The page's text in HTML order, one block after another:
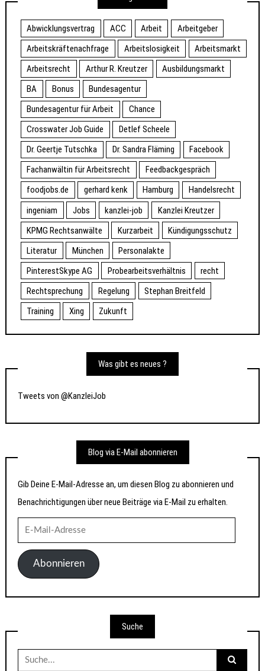
Abwicklungsvertrag ACC Arbeit
Arbeitgeber
Arbeitskräftenachfrage
Arbeitslosigkeit
Arbeitsmarkt
Arbeitsrecht
Arthur R. Kreutzer
Ausbildungsmarkt
BA
Bonus
Bundesagentur
Bundesagentur für Arbeit
Chance
Crosswater Job Guide
Detlef Scheele
Dr. Geertje Tutschka
Dr. Sandra Fläming
Facebook
Fachanwältin für Arbeitsrecht
Feedbackgespräch
foodjobs.de
gerhard kenk Hamburg
Handelsrecht
ingeniam
Jobs kanzlei-job
Kanzlei Kreutzer
KPMG Rechtsanwälte
Kurzarbeit
Kündigungsschutz
Literatur
München
Personalakte
PinterestSkype AG
Probearbeitsverhältnis
recht
Rechtsprechung
Regelung
Stephan Breitfeld
Training
Xing Zukunft
Was gibt es neues ?
Tweets von @KanzleiJob
Blog via E-Mail abonnieren
Gib Deine E-Mail-Adresse an, um diesen Blog zu abonnieren und
Benachrichtigungen über neue Beiträge via E-Mail zu erhalten.
Mail-
AdresseAbonnieren
Suche
Suche
nach: